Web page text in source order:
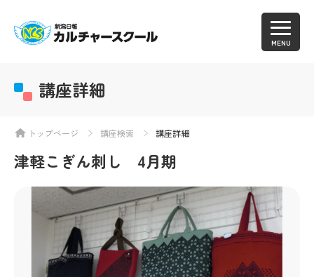
MENU
講座詳細
トップページ 講座検索 講座詳細
津軽こぎん刺し 4月期